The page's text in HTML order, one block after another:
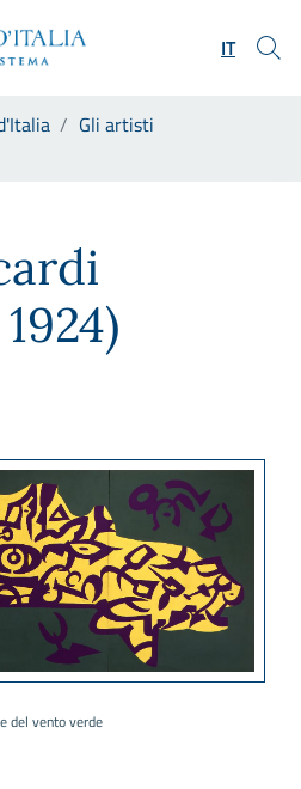
IT
Gli artisti
del vento verde